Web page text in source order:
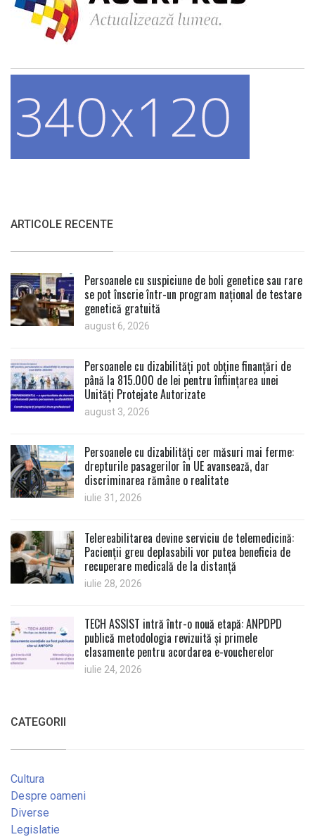
ARTICOLE RECENTE
Persoanele cu suspiciune de boli genetice sau rare
se pot înscrie într-un program național de testare
genetică gratuită
august 6, 2026
Persoanele cu dizabilități pot obține finanțări de
până la 815.000 de lei pentru înființarea unei
Unități Protejate Autorizate
august 3, 2026
Persoanele cu dizabilități cer măsuri mai ferme:
drepturile pasagerilor în UE avansează, dar
discriminarea rămâne o realitate
iulie 31, 2026
Telereabilitarea devine serviciu de telemedicină:
Pacienții greu deplasabili vor putea beneficia de
recuperare medicală de la distanță
iulie 28, 2026
TECH ASSIST intră într-o nouă etapă: ANPDPD
publică metodologia revizuită și primele
clasamente pentru acordarea e-voucherelor
iulie 24, 2026
CATEGORII
Cultura
Despre oameni
Diverse
Legislatie